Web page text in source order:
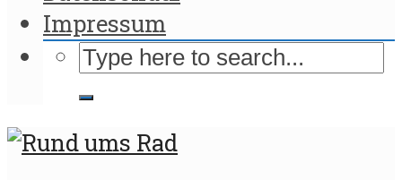
Impressum